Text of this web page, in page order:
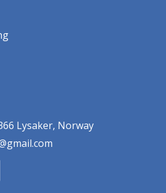
Lysaker, Norway